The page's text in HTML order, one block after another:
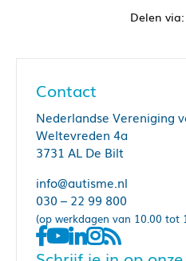
Contact
Nederlandse Vereniging
Weltevreden 4a
3731 AL De Bilt
info@autisme.nl
030 – 22 99 800
(op werkdagen van 10.00 tot